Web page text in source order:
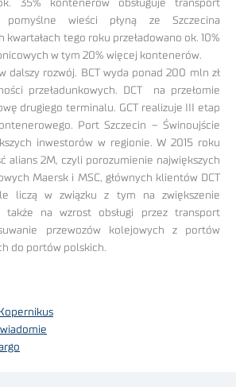
35% kontenerów obsługuje transport
pomyślne wieści płyną ze Szczecina
kwartałach tego roku przeładowano ok. 10%
w tym 20% więcej kontenerów.
dalszy rozwój. BCT wyda ponad 200 mln zł
przeładunkowych. DCT na przełomie
drugiego terminalu. GCT realizuje III etap
Port Szczecin – Świnoujście
inwestorów w regionie. W 2015 roku
alians 2M, czyli porozumienie największych
Maersk i MSC, głównych klientów DCT
liczą w związku z tym na zwiększenie
także na wzrost obsługi przez transport
przewozów kolejowych z portów
do portów polskich.